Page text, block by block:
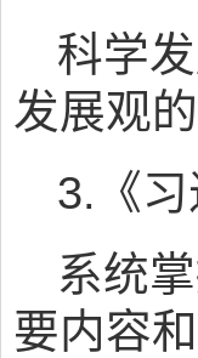
科学
发展观
3.《
系统
要内容